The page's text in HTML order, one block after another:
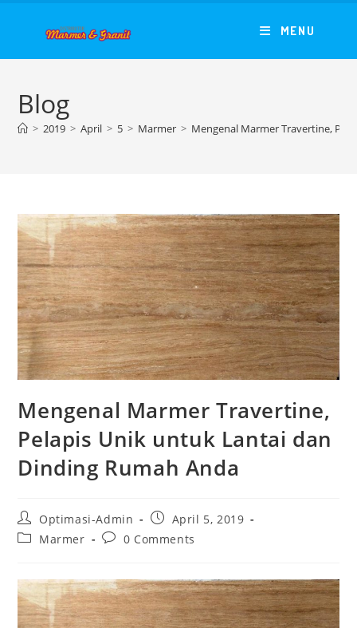
MENU
Blog
> 2019 > April > 5 > Marmer > Mengenal Marmer Travertine,
Mengenal Marmer Travertine,
Pelapis Unik untuk Lantai dan
Dinding Rumah Anda
Post
author:
Optimasi-Admin
Post
published:
April 5, 2019
PostMarmer
Post0 Comments